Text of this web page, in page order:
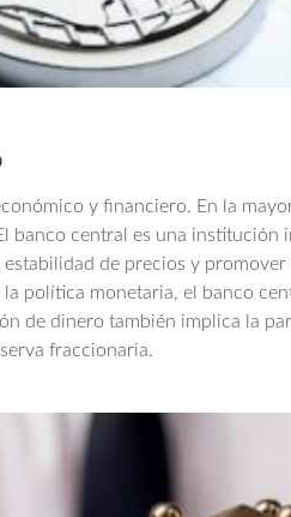
y financiero. En la
banco central es una institución
de precios y
política monetaria, el banco
de dinero también implica la
fraccionaria.